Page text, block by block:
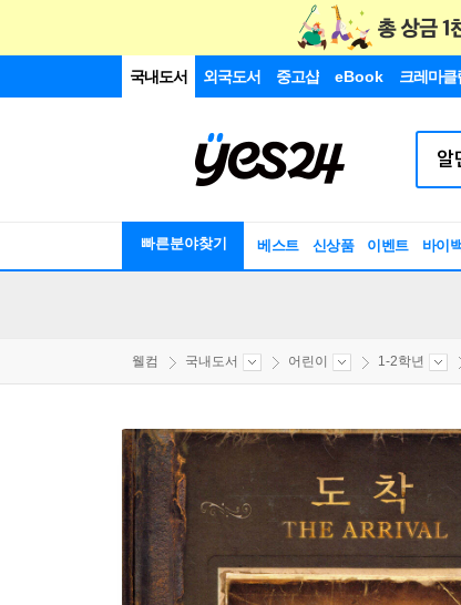
국내도서 외국도서 중고샵 eBook 크레마클
빠른분야찾기 베스트 신상품 이벤트 바이백
웰컴 국내도서 어린이 1-2학년